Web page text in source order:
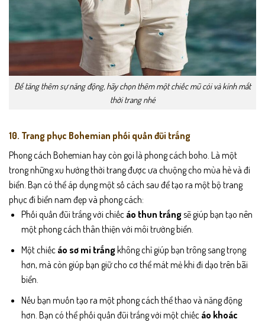
Để tăng thêm sự năng động, hãy chọn thêm một chiếc mũ cói và kính mắt
thời trang nhé
10. Trang phục Bohemian phối quần đũi trắng
Phong cách Bohemian hay còn gọi là phong cách boho. Là một
trong những xu hướng thời trang được ưa chuộng cho mùa hè và đi
biển. Bạn có thể áp dụng một số cách sau để tạo ra một bộ trang
phục đi biển nam đẹp và phong cách:
Phối quần đũi trắng với chiếc áo thun trắngsẽ giúp bạn tạo nên
một phong cách thân thiện với môi trường biển.
Một chiếc áo sơ mi trắngkhông chỉ giúp bạn trông sang trọng
hơn, mà còn giúp bạn giữ cho cơ thể mát mẻ khi đi dạo trên bãi
biển.
Nếu bạn muốn tạo ra một phong cách thể thao và năng động
hơn. Bạn có thể phối quần đũi trắng với một chiếc áo khoác